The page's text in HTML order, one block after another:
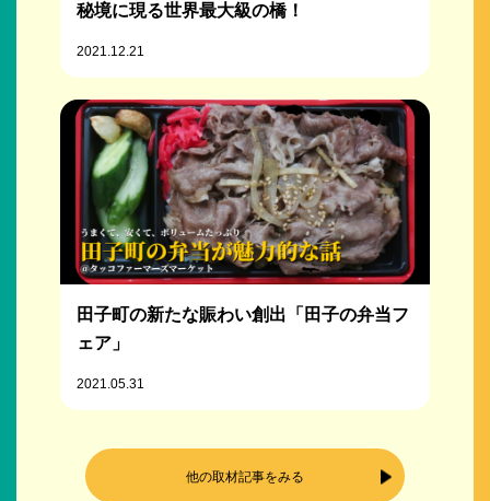
秘境に現る世界最大級の橋！
2021.12.21
田子町の新たな賑わい創出「田子の弁当フ
ェア」
2021.05.31
他の取材記事をみる